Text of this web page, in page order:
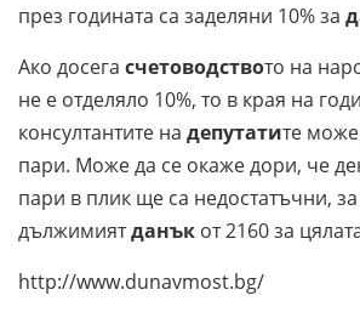
през годината са заделяни 10% за
Ако досега счетоводството на
не е отделяло 10%, то в края на
консултантите на депутатите може
пари. Може да се окаже дори, че
пари в плик ще са недостатъчни,
дължимиятданък от 2160 за
http://www.dunavmost.bg/